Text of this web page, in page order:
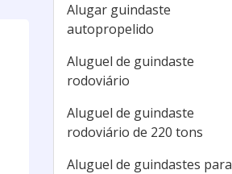
Alugar guindaste
autopropelido
Aluguel de guindaste
rodoviário
Aluguel de guindaste
rodoviário de 220 tons
Aluguel de guindastes para